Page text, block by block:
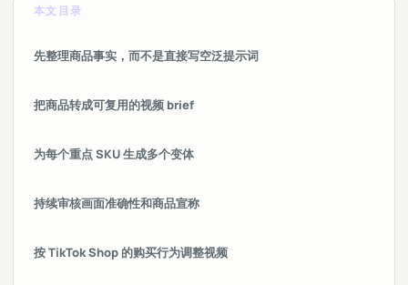
本文目录
先整理商品事实，而不是直接写空泛提示词
把商品转成可复用的视频 brief
为每个重点 SKU 生成多个变体
持续审核画面准确性和商品宣称
按 TikTok Shop 的购买行为调整视频